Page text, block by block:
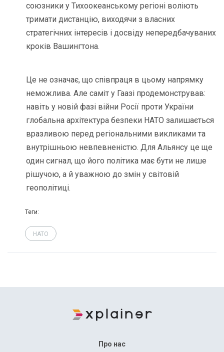
союзники у Тихоокеанському регіоні воліють
тримати дистанцію, виходячи з власних
стратегічних інтересів і досвіду непередбачуваних
кроків Вашингтона.
Це не означає, що співпраця в цьому напрямку
неможлива. Але саміт у Гаазі продемонстрував:
навіть у новій фазі війни Росії проти України
глобальна архітектура безпеки НАТО залишається
вразливою перед регіональними викликами та
внутрішньою невпевненістю. Для Альянсу це ще
один сигнал, що його політика має бути не лише
рішучою, а й уважною до змін у світовій
геополітиці.
Теги:
НАТО
Про нас